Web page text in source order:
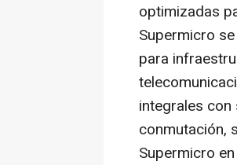
optimizadas
Supermicro
para
integrales con
conmutación,
Supermicro